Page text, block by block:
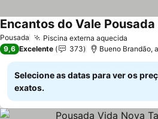
Pousada Piscina externa aquecida
Encantos do Vale
9,6 Excelente 373 Bueno Brandão,
Selecione as datas para ver os
exatos.